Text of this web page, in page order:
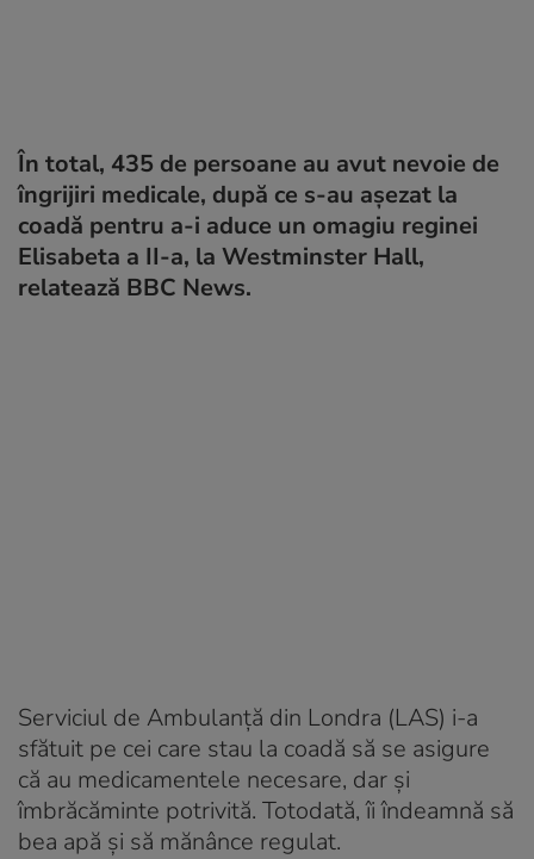
În total, 435 de persoane au avut nevoie de
îngrijiri medicale, după ce s-au așezat la
coadă pentru a-i aduce un omagiu reginei
Elisabeta a II-a, la Westminster Hall,
relatează BBC News.
Serviciul de Ambulanță din Londra (LAS) i-a
sfătuit pe cei care stau la coadă să se asigure
că au medicamentele necesare, dar și
îmbrăcăminte potrivită. Totodată, îi îndeamnă să
bea apă și să mănânce regulat.